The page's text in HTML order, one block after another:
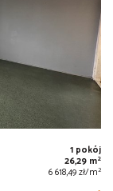
1 pokój
26,29 m2
6 618,49 zł/m2